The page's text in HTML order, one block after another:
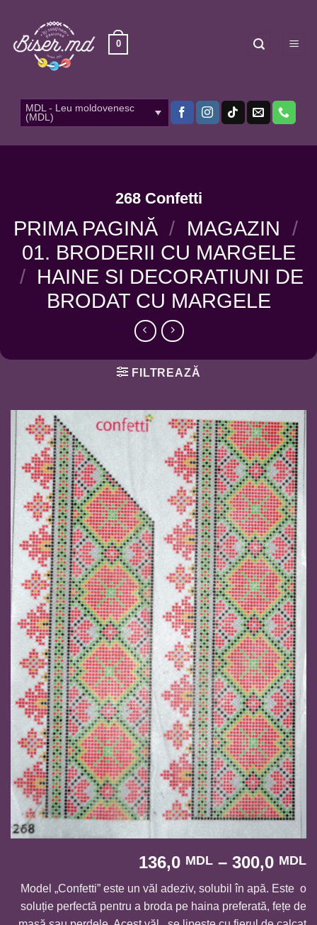
content
0
MDL - Leu moldovenesc
(MDL)
268 Confetti
PRIMA PAGINĂ / MAGAZIN /
01. BRODERII CU MARGELE
/ HAINE SI DECORATIUNI DE
BRODAT CU MARGELE
FILTREAZĂ
136,0 MDL – 300,0 MDL
Model „Confetti” este un văl adeziv, solubil în apă. Este o
soluție perfectă pentru a broda pe haina preferată, fețe de